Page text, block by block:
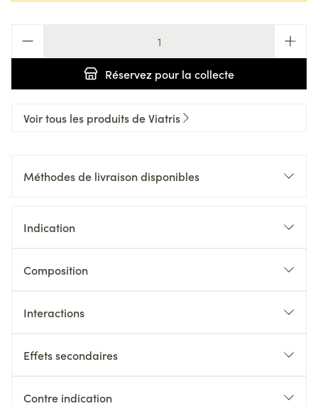
Réservez pour la collecte
Voir tous les produits de Viatris
Méthodes de livraison disponibles
Indication
Composition
Interactions
Effets secondaires
Contre indication